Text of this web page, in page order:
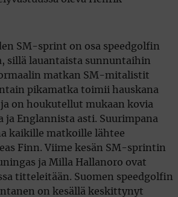
SM-sprint on osa speedgolfin
sillä lauantaista sunnuntaihin
matkan SM-mitalistit
pikamatka toimii hauskana
on houkutellut mukaan kovia
ja Englannista asti. Suurimpana
kaikille matkoille lähtee
Finn. Viime kesän SM-sprintin
ja Milla Hallanoro ovat
titteleitään. Suomen speedgolfin
on kesällä keskittynyt